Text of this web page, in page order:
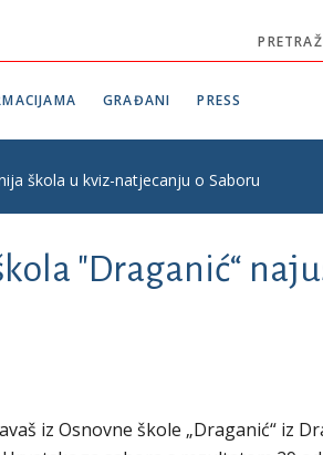
GRAĐANI PRESS
škola u kviz-natjecanju o Saboru
"Draganić“
iz Osnovne škole „Draganić“ iz